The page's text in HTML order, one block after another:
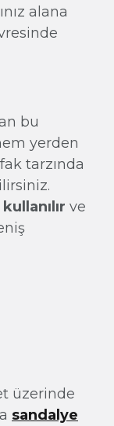
alana
bu
yerden
tarzında
ve
üzerinde
sandalye